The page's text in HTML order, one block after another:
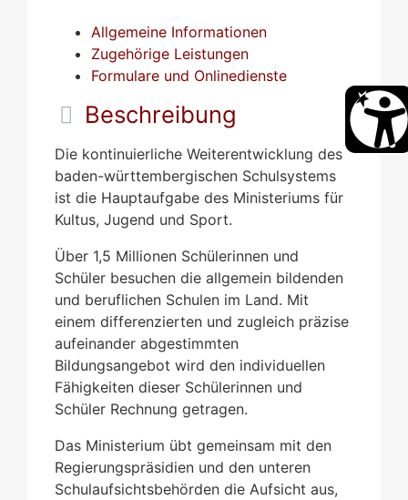
Allgemeine Informationen
Zugehörige Leistungen
Formulare und Onlinedienste
Beschreibung
Die kontinuierliche Weiterentwicklung des
baden-württembergischen Schulsystems
ist die Hauptaufgabe des Ministeriums für
Kultus, Jugend und Sport.
Über 1,5 Millionen Schülerinnen und
Schüler besuchen die allgemein bildenden
und beruflichen Schulen im Land. Mit
einem differenzierten und zugleich präzise
aufeinander abgestimmten
Bildungsangebot wird den individuellen
Fähigkeiten dieser Schülerinnen und
Schüler Rechnung getragen.
Das Ministerium übt gemeinsam mit den
Regierungspräsidien und den unteren
Schulaufsichtsbehörden die Aufsicht aus,